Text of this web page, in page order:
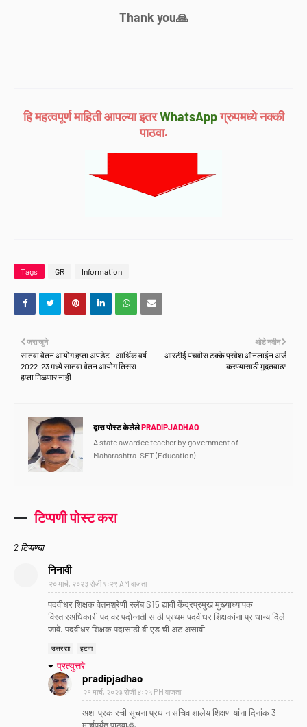
Thank you🙏
हि महत्वपूर्ण माहिती आपल्या इतर WhatsAppग्रुपमध्ये नक्की
पाठवा.
Tags GR Information
थोडे नवीन
आरटीई पंचवीस टक्के प्रवेश ऑनलाईन अर्ज
करण्यासाठी मुदतवाढ!
जरा जुने
सातवा वेतन आयोग हप्ता अपडेट - आर्थिक वर्ष
2022-23 मध्ये सातवा वेतन आयोग तिसरा
हप्ता मिळणार नाही.
द्वारा पोस्ट केलेलेPRADIPJADHAO
A state awardee teacher by government of
Maharashtra. SET (Education)
टिप्पणी पोस्ट करा
2 टिप्पण्या
निनावी
२० मार्च, २०२३ रोजी ९:२९ AM वाजता
पदवीधर शिक्षक वेतनश्रेणी स्लॅब S15 द्यावी केंद्रप्रमुख मुख्याध्यापक
विस्तारअधिकारी पदावर पदोन्नती साठी प्रथम पदवीधर शिक्षकांना प्राधान्य दिले
जावे. पदवीधर शिक्षक पदासाठी बी एड ची अट असावी
उत्तर द्या हटवा
प्रत्युत्तरे
pradipjadhao
२१ मार्च, २०२३ रोजी ४:२५ PM वाजता
अशा प्रकारची सूचना प्रधान सचिव शालेय शिक्षण यांना दिनांक 3
मार्चपर्यंत पाठवा🙏